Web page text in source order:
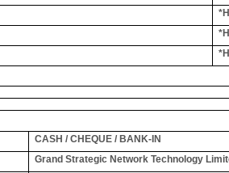
CASH / CHEQUE / BANK-IN
Grand Strategic Network Technology